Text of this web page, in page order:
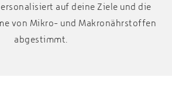
auf deine Ziele und die
von Mikro- und Makronährstoffen
abgestimmt.